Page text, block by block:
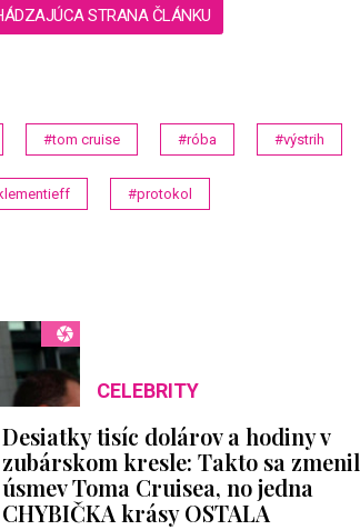
STRANA ČLÁNKU
#tom cruise #róba #výstrih
#protokol
CELEBRITY
Desiatky tisíc dolárov a hodiny v
zubárskom kresle: Takto sa zmenil
úsmev Toma Cruisea, no jedna
CHYBIČKA krásy OSTALA